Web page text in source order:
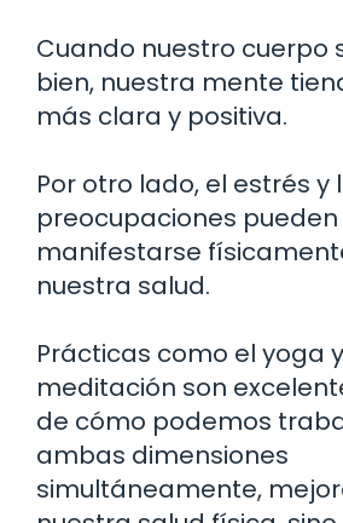
Cuando nuestro cuerpo
bien, nuestra mente
más clara y positiva.
Por otro lado, el estrés y
preocupaciones pueden
manifestarse
nuestra salud.
Prácticas como el yoga
meditación son
de cómo podemos
ambas dimensiones
simultáneamente,